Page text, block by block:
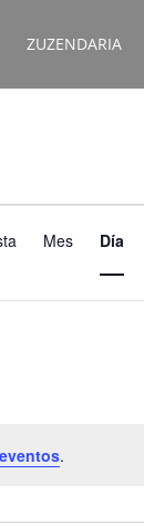
ZUZENDARIA
.
de
vistas
Mes Día